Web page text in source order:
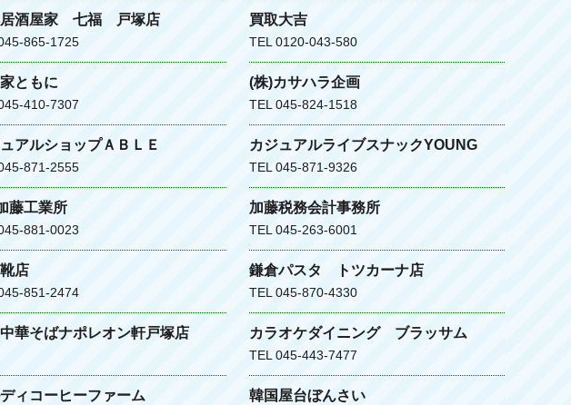
居酒屋家 七福 戸塚店
865-1725
買取大吉
TEL 0120-043-580
ともに
410-7307
(株)カサハラ企画
TEL 045-824-1518
アルショップＡＢＬＥ
871-2555
カジュアルライブスナックYOUNG
TEL 045-871-9326
藤工業所
881-0023
加藤税務会計事務所
TEL 045-263-6001
店
851-2474
鎌倉パスタ トツカーナ店
TEL 045-870-4330
華そばナポレオン軒戸塚店 カラオケダイニング ブラッサム
TEL 045-443-7477
ィコーヒーファーム 韓国屋台ぼんさい